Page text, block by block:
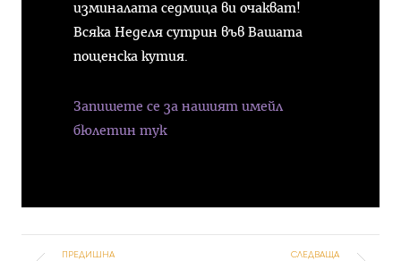
изминалата седмица ви очакват!
Всяка Неделя сутрин във Вашата
пощенска кутия.
Запишете се за нашият имейл
бюлетин тук
ПРЕДИШНА СЛЕДВАЩА